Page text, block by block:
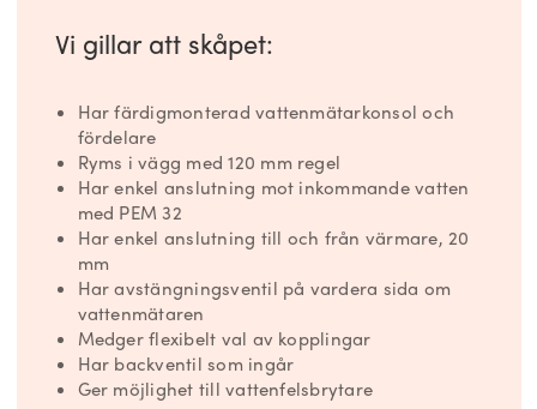
Vi gillar att skåpet:
Har färdigmonterad vattenmätarkonsol och
fördelare
Ryms i vägg med 120 mm regel
Har enkel anslutning mot inkommande vatten
med PEM 32
Har enkel anslutning till och från värmare, 20
mm
Har avstängningsventil på vardera sida om
vattenmätaren
Medger flexibelt val av kopplingar
Har backventil som ingår
Ger möjlighet till vattenfelsbrytare